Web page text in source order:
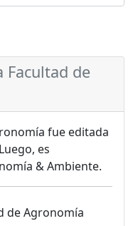
Facultad de
fue editada
es
& Ambiente.
de Agronomía